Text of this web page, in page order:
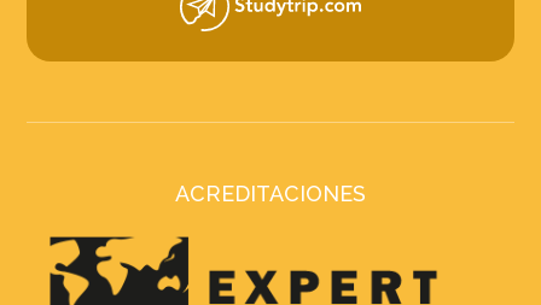
ACREDITACIONES